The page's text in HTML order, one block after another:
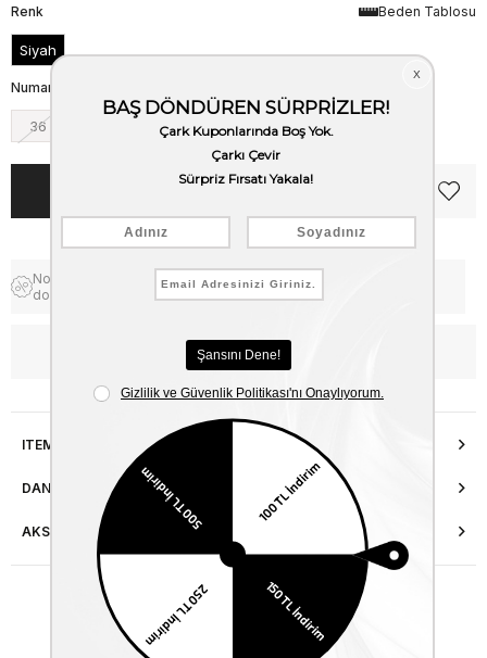
Beden Tablosu
Renk
Siyah
Numara
36 38 39 40
Notify me when the price goes
down
WhatsApp’tan Bilgi Al
ITEM FEATURES
DANIŞMA HATTI
AKSESUAR ONARIMI
Similar Items